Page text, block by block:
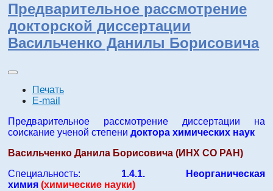
Предварительное рассмотрение
докторской диссертации
Васильченко Данилы Борисовича
Печать
E-mail
Предварительное рассмотрение диссертации на
соискание ученой степени доктора химических наук
Васильченко Данила Борисовича (ИНХ СО РАН)
Специальность: 1.4.1. Неорганическая
химия (химические науки)